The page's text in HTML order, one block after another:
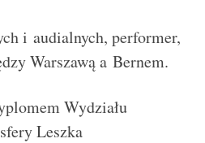
i audialnych, performer,
Warszawą a Bernem.
Wydziału
Leszka